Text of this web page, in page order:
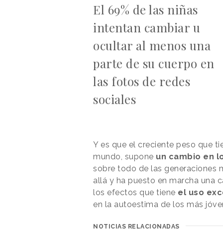
El 69% de las niñas
intentan cambiar u
ocultar al menos una
parte de su cuerpo en
las fotos de redes
sociales
Y es que el creciente peso que
mundo, supone un cambio en
sobre todo de las generaciones
allá y ha puesto en marcha una
los efectos que tiene el uso
en la autoestima de los más
NOTICIAS RELACIONADAS